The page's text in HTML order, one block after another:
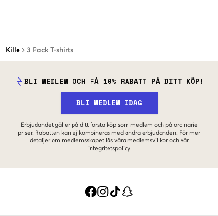
Kille 3 Pack T-shirts
BLI MEDLEM OCH FÅ 10% RABATT PÅ DITT KÖP!
BLI MEDLEM IDAG
Erbjudandet gäller på ditt första köp som medlem och på ordinarie
priser. Rabatten kan ej kombineras med andra erbjudanden. För mer
detaljer om medlemsskapet läs våra medlemsvillkor och vår
integritetspolicy